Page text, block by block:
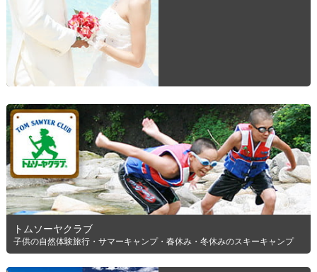
トムソーヤクラブ
子供の自然体験旅行・サマーキャンプ・春休み・冬休みのスキーキャンプ